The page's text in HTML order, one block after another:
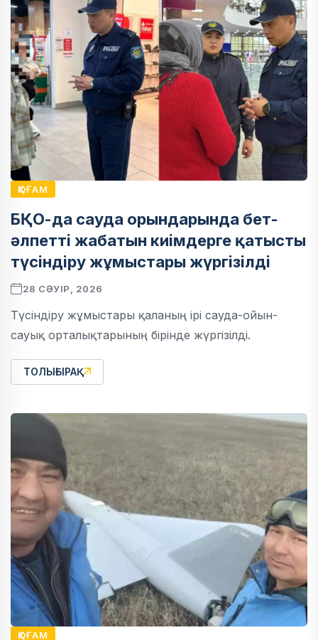
ҚОҒАМ
БҚО-да сауда орындарында бет-
әлпетті жабатын киімдерге қатысты
түсіндіру жұмыстары жүргізілді
28 СӘУІР, 2026
Түсіндіру жұмыстары қаланың ірі сауда-ойын-
сауық орталықтарының бірінде жүргізілді.
ТОЛЫҒЫРАҚ
ҚОҒАМ